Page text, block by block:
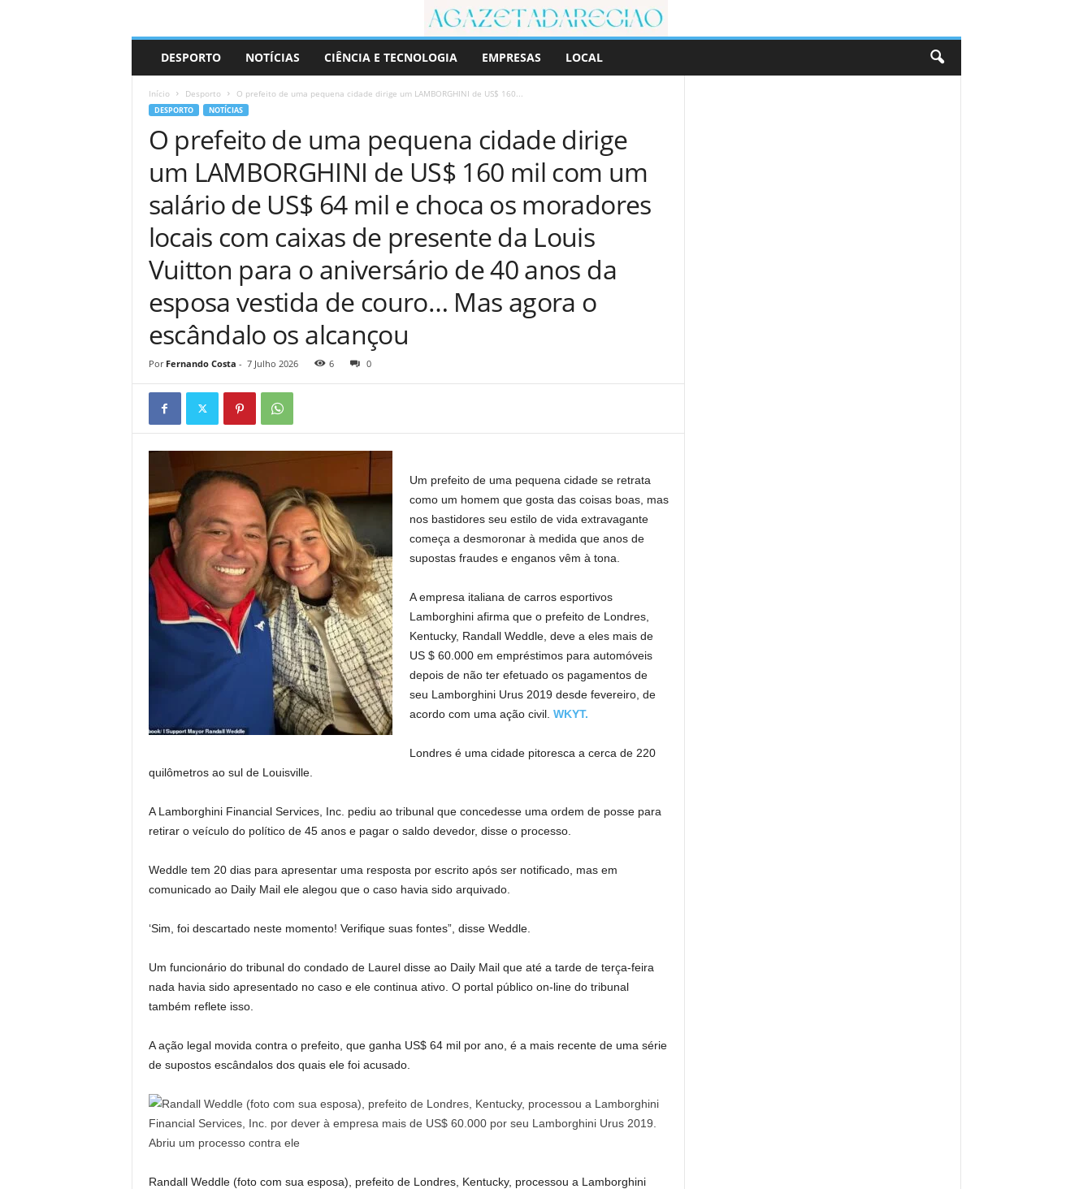
r
DESPORTO NOTÍCIAS CIÊNCIA E TECNOLOGIA EMPRESAS LOCAL
Início Desporto O prefeito de uma pequena cidade dirige um LAMBORGHINI de US$ 160...
DESPORTO NOTÍCIAS
O prefeito de uma pequena cidade dirige
um LAMBORGHINI de US$ 160 mil com um
salário de US$ 64 mil e choca os moradores
locais com caixas de presente da Louis
Vuitton para o aniversário de 40 anos da
esposa vestida de couro… Mas agora o
escândalo os alcançou
Por Fernando Costa - 7 Julho 2026 6 0
Um prefeito de uma pequena cidade se retrata
como um homem que gosta das coisas boas, mas
nos bastidores seu estilo de vida extravagante
começa a desmoronar à medida que anos de
supostas fraudes e enganos vêm à tona.
A empresa italiana de carros esportivos
Lamborghini afirma que o prefeito de Londres,
Kentucky, Randall Weddle, deve a eles mais de
US $ 60.000 em empréstimos para automóveis
depois de não ter efetuado os pagamentos de
seu Lamborghini Urus 2019 desde fevereiro, de
acordo com uma ação civil. WKYT.
Londres é uma cidade pitoresca a cerca de 220
quilômetros ao sul de Louisville.
A Lamborghini Financial Services, Inc. pediu ao tribunal que concedesse uma ordem de posse para
retirar o veículo do político de 45 anos e pagar o saldo devedor, disse o processo.
Weddle tem 20 dias para apresentar uma resposta por escrito após ser notificado, mas em
comunicado ao Daily Mail ele alegou que o caso havia sido arquivado.
‘Sim, foi descartado neste momento! Verifique suas fontes”, disse Weddle.
Um funcionário do tribunal do condado de Laurel disse ao Daily Mail que até a tarde de terça-feira
nada havia sido apresentado no caso e ele continua ativo. O portal público on-line do tribunal
também reflete isso.
A ação legal movida contra o prefeito, que ganha US$ 64 mil por ano, é a mais recente de uma série
de supostos escândalos dos quais ele foi acusado.
Randall Weddle (foto com sua esposa), prefeito de Londres, Kentucky, processou a Lamborghini